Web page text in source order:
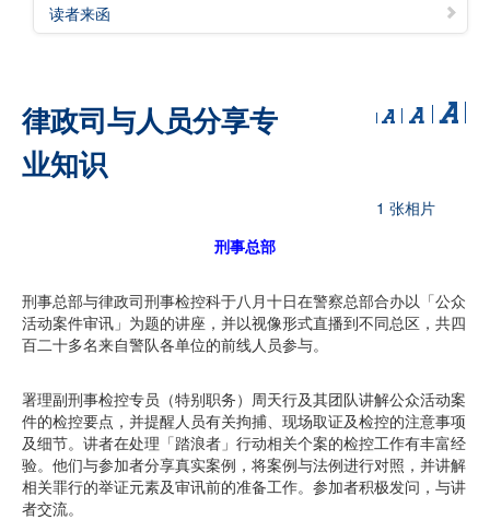
读者来函
律政司与人员分享专
业知识
1 张相片
刑事总部
刑事总部与律政司刑事检控科于八月十日在警察总部合办以「公众
活动案件审讯」为题的讲座，并以视像形式直播到不同总区，共四
百二十多名来自警队各单位的前线人员参与。
署理副刑事检控专员（特别职务）周天行及其团队讲解公众活动案
件的检控要点，并提醒人员有关拘捕、现场取证及检控的注意事项
及细节。讲者在处理「踏浪者」行动相关个案的检控工作有丰富经
验。他们与参加者分享真实案例，将案例与法例进行对照，并讲解
相关罪行的举证元素及审讯前的准备工作。参加者积极发问，与讲
者交流。